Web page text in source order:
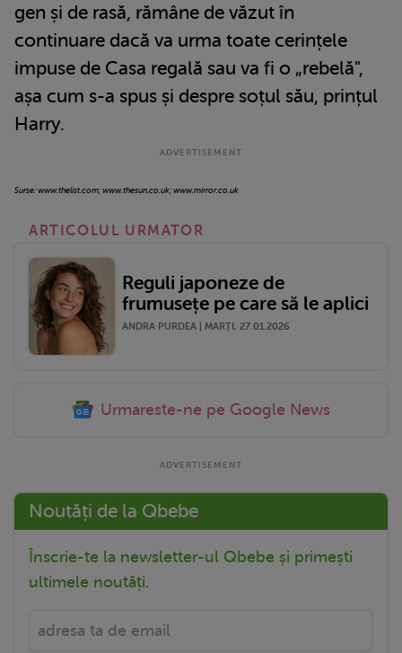
gen și de rasă, rămâne de văzut în
continuare dacă va urma toate cerințele
impuse de Casa regală sau va fi o „rebelă",
așa cum s-a spus și despre soțul său, prințul
Harry.
Surse: www.thelist.com; www.thesun.co.uk; www.mirror.co.uk
ARTICOLUL URMATOR
Reguli japoneze de
frumusețe pe care să le aplici
ANDRA PURDEA | MARŢI, 27.01.2026
Urmareste-ne pe Google News
Noutăți de la Qbebe
Înscrie-te la newsletter-ul Qbebe și primești
ultimele noutăți.